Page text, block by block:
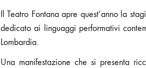
Il Teatro Fontana apre quest’anno la
dedicato ai linguaggi performativi
Lombardia.
Una manifestazione che si presenta